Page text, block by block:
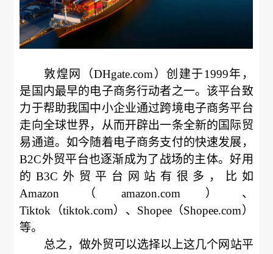
敦煌网（DHgate.com）创建于1999年，
是国内最早的电子商务行动者之一。该平台致
力于帮助我国中小企业通过跨境电子商务平台
走向全球世界，从而开辟出一条全新的国际贸
易通道。如今随着电子商务支付的快速发展，
B2C外贸平台也逐渐成为了战场的主体。好用
的B3C外贸平台网站有很多，比如
Amazon（amazon.com）、
Tiktok（tiktok.com）、Shopee（Shopee.com）
等。
总之，做外贸可以选择以上这几个网站平